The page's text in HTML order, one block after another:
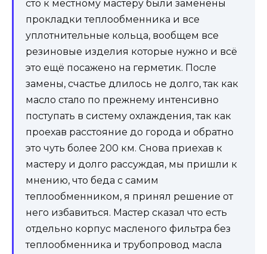
сто к местному мастеру были заменены
прокладки теплообменника и все
уплотнительные кольца, вообщем все
резиновые изделия которые нужно и всё
это ещё посажено на герметик. После
замены, счастье длилось не долго, так как
масло стало по прежнему интенсивно
поступать в систему охлаждения, так как
проехав расстояние до города и обратно
это чуть более 200 км. Снова приехав к
мастеру и долго рассуждая, мы пришли к
мнению, что беда с самим
теплообменником, я принял решение от
него избавиться. Мастер сказал что есть
отдельно корпус масленого фильтра без
теплообменника и трубопровод масла